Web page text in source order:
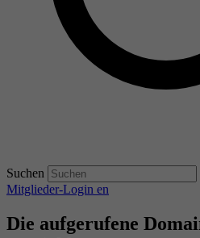
Suchen
Mitglieder-Login en
Die aufgerufene